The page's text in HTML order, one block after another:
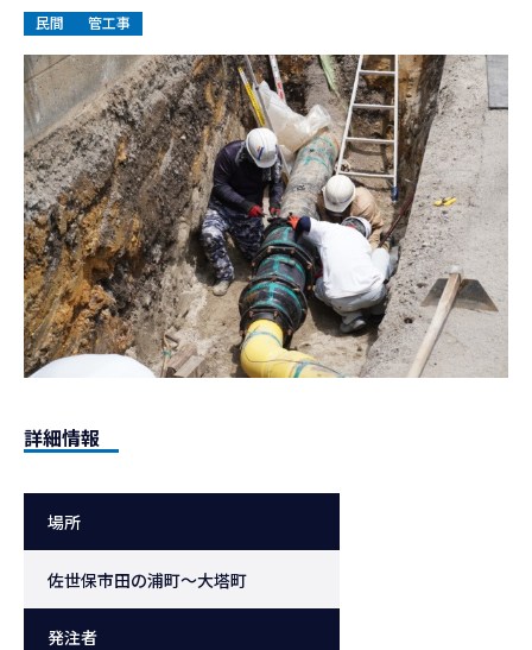
お問い合わせ
民間 管工事
詳細情報
場所
佐世保市田の浦町～大塔町
発注者